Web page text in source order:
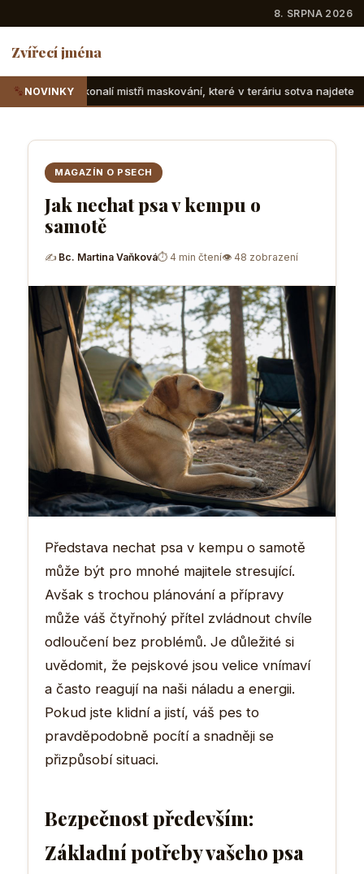
8. SRPNA 2026
Zvířecí jména
NOVINKY
maskování, které v teráriu sotva najdete
MAGAZÍN O PSECH
Jak nechat psa v kempu o
samotě
✍ Bc. Martina Vaňková⏱ 4 min čtení👁 48 zobrazení
Představa nechat psa v kempu o samotě
může být pro mnohé majitele stresující.
Avšak s trochou plánování a přípravy
může váš čtyřnohý přítel zvládnout chvíle
odloučení bez problémů. Je důležité si
uvědomit, že pejskové jsou velice vnímaví
a často reagují na naši náladu a energii.
Pokud jste klidní a jistí, váš pes to
pravděpodobně pocítí a snadněji se
přizpůsobí situaci.
Bezpečnost především:
Základní potřeby vašeho psa